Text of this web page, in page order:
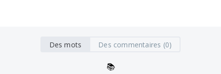
Des mots Des commentaires (0)
📚